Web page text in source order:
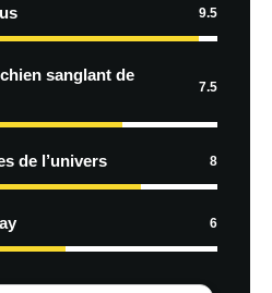
9.5
sanglant de
7.5
de l’univers 8
6